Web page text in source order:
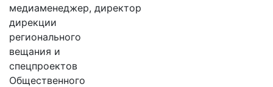
медиаменеджер, директор
дирекции
регионального
вещания и
спецпроектов
Общественного